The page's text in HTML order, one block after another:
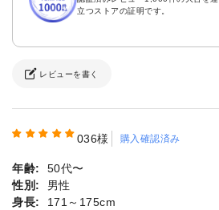
立つストアの証明です。
レビューを書く
036様 購入確認済み
年齢:
50代〜
性別:
男性
身長:
171～175cm